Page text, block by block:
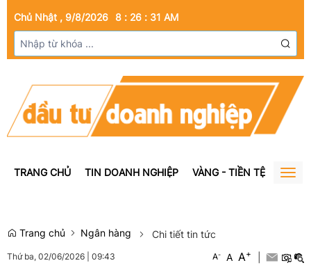
Chủ Nhật , 9/8/2026 8 : 26 : 31 AM
TRANG CHỦ TIN DOANH NGHIỆP VÀNG - TIỀN TỆ BẤT
Trang chủ Ngân hàng Chi tiết tin tức
Thứ ba, 02/06/2026 09:43 A- A A+